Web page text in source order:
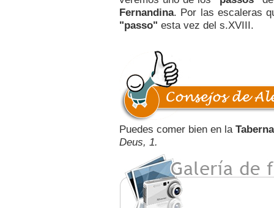
Fernandina. Por las escaleras
"passo" esta vez del s.XVIII.
Puedes comer bien en la
Deus, 1.